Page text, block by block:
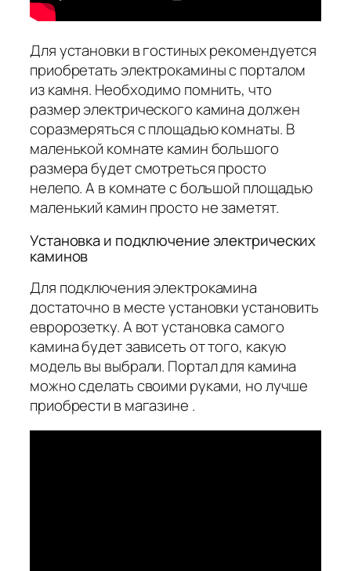
Для установки в гостиных рекомендуется
приобретать электрокамины с порталом
из камня. Необходимо помнить, что
размер электрического камина должен
соразмеряться с площадью комнаты. В
маленькой комнате камин большого
размера будет смотреться просто
нелепо. А в комнате с большой площадью
маленький камин просто не заметят.
Установка и подключение электрических
каминов
Для подключения электрокамина
достаточно в месте установки установить
евророзетку. А вот установка самого
камина будет зависеть от того, какую
модель вы выбрали. Портал для камина
можно сделать своими руками, но лучше
приобрести в магазине .